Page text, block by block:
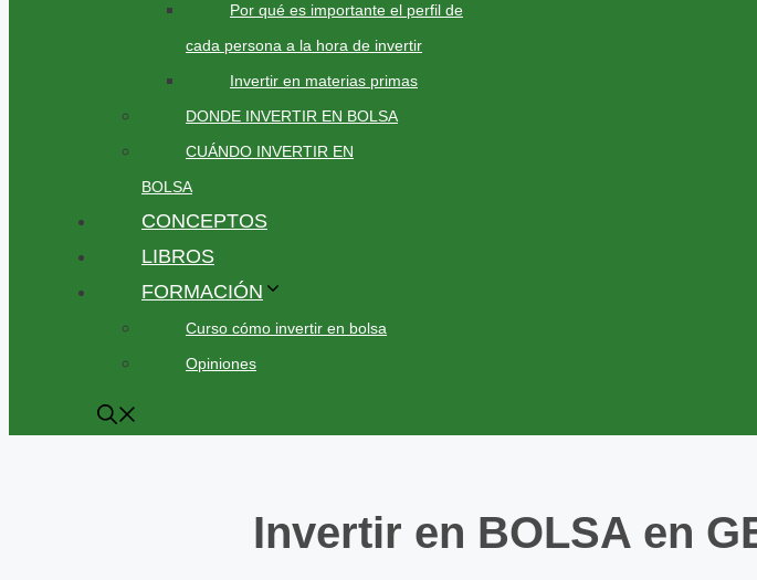
Por qué es importante el perfil de
cada persona a la hora de invertir
Invertir en materias primas
DONDE INVERTIR EN BOLSA
CUÁNDO INVERTIR EN
BOLSA
CONCEPTOS
LIBROS
FORMACIÓN
Curso cómo invertir en bolsa
Opiniones
Invertir en BOLSA en